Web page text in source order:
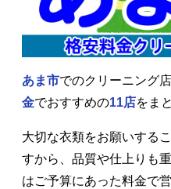
あま市でのクリーニング
金でおすすめの11店をま
大切な衣類をお願いする
すから、品質や仕上りも
はご予算にあった料金で